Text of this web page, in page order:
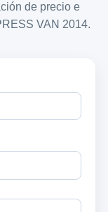
de precio e
VAN 2014.